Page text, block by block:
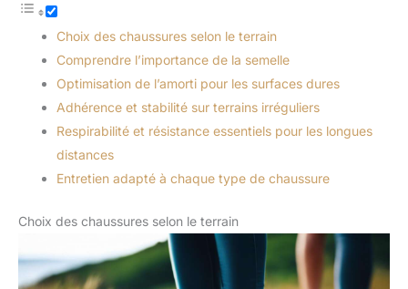
Choix des chaussures selon le terrain
Comprendre l’importance de la semelle
Optimisation de l’amorti pour les surfaces dures
Adhérence et stabilité sur terrains irréguliers
Respirabilité et résistance essentiels pour les longues
distances
Entretien adapté à chaque type de chaussure
Choix des chaussures selon le terrain